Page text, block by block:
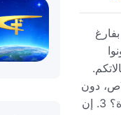
بإخلاص، دون
أي عنصر إهمال أو سلبية؟ 2. إن اكتشفت أنني لم أقدّرك قط، فهل ستظل قادرًا على البقاء وتقديم الخدمة لي مدى الحياة؟ 3. إن